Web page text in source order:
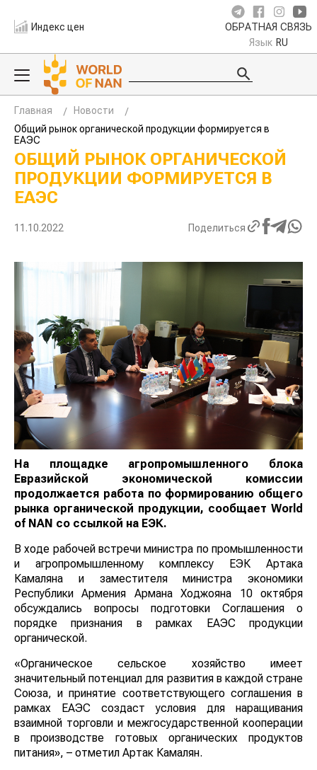
Индекс цен ОБРАТНАЯ СВЯЗЬ
Язык RU
Главная
Новости
Общий рынок органической продукции формируется в
ЕАЭС
ОБЩИЙ РЫНОК ОРГАНИЧЕСКОЙ
ПРОДУКЦИИ ФОРМИРУЕТСЯ В
ЕАЭС
11.10.2022 Поделиться
На площадке агропромышленного блока
Евразийской экономической комиссии
продолжается работа по формированию общего
рынка органической продукции, сообщает World
of NAN со ссылкой на ЕЭК.
В ходе рабочей встречи министра по промышленности
и агропромышленному комплексу ЕЭК Артака
Камаляна и заместителя министра экономики
Республики Армения Армана Ходжояна 10 октября
обсуждались вопросы подготовки Соглашения о
порядке признания в рамках ЕАЭС продукции
органической.
«Органическое сельское хозяйство имеет
значительный потенциал для развития в каждой стране
Союза, и принятие соответствующего соглашения в
рамках ЕАЭС создаст условия для наращивания
взаимной торговли и межгосударственной кооперации
в производстве готовых органических продуктов
питания», – отметил Артак Камалян.